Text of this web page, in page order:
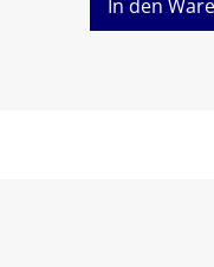
In den